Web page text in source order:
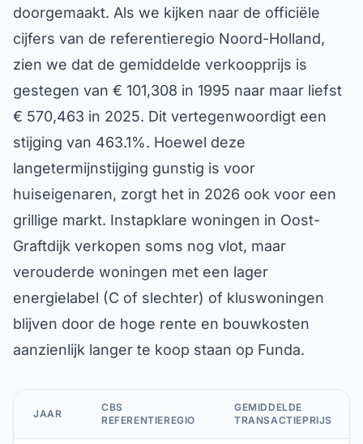
doorgemaakt. Als we kijken naar de officiële
cijfers van de referentieregio Noord-Holland,
zien we dat de gemiddelde verkoopprijs is
gestegen van € 101,308 in 1995 naar maar liefst
€ 570,463 in 2025. Dit vertegenwoordigt een
stijging van 463.1%. Hoewel deze
langetermijnstijging gunstig is voor
huiseigenaren, zorgt het in 2026 ook voor een
grillige markt. Instapklare woningen in Oost-
Graftdijk verkopen soms nog vlot, maar
verouderde woningen met een lager
energielabel (C of slechter) of kluswoningen
blijven door de hoge rente en bouwkosten
aanzienlijk langer te koop staan op Funda.
JAAR
CBS
REFERENTIEREGIO
GEMIDDELDE
TRANSACTIEPRIJS